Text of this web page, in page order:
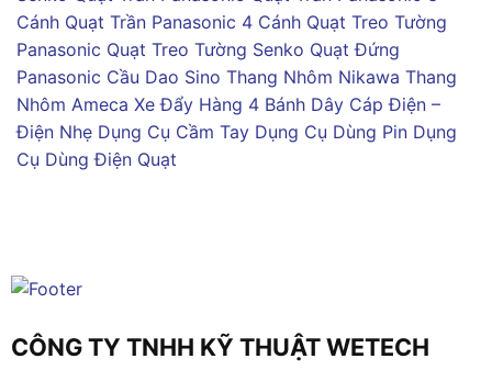
Cánh Quạt Trần Panasonic 4 Cánh Quạt Treo Tường
Panasonic Quạt Treo Tường Senko Quạt Đứng
Panasonic Cầu Dao Sino Thang Nhôm Nikawa Thang
Nhôm Ameca Xe Đẩy Hàng 4 Bánh Dây Cáp Điện –
Điện Nhẹ Dụng Cụ Cầm Tay Dụng Cụ Dùng Pin Dụng
Cụ Dùng Điện Quạt
CÔNG TY TNHH KỸ THUẬT WETECH